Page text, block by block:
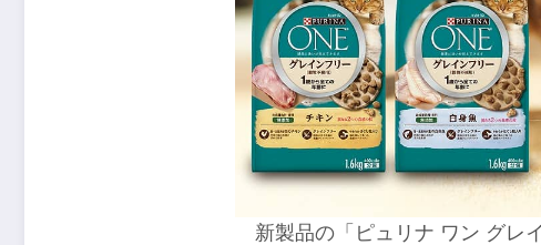
新製品の「ピュリナ ワン グレ